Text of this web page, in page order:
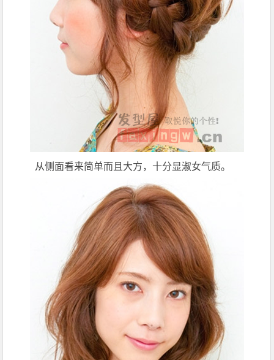
从侧面看来简单而且大方，十分显淑女气质。